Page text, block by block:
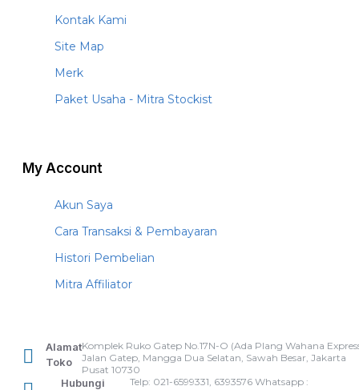
Kontak Kami
Site Map
Merk
Paket Usaha - Mitra Stockist
My Account
Akun Saya
Cara Transaksi & Pembayaran
Histori Pembelian
Mitra Affiliator
Alamat
Toko
Komplek Ruko Gatep No.17N-O (Ada Plang Wahana
Jalan Gatep, Mangga Dua Selatan, Sawah Besar, Jakarta
Pusat 10730
Hubungi
Telp: 021-6599331, 6393576 Whatsapp :